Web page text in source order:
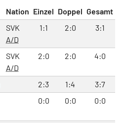
Nation Einzel Doppel Gesamt
SVK
A/D
1:1 2:0 3:1
SVK
A/D
2:0 2:0 4:0
2:3 1:4
3:7
0:0 0:0 0:0